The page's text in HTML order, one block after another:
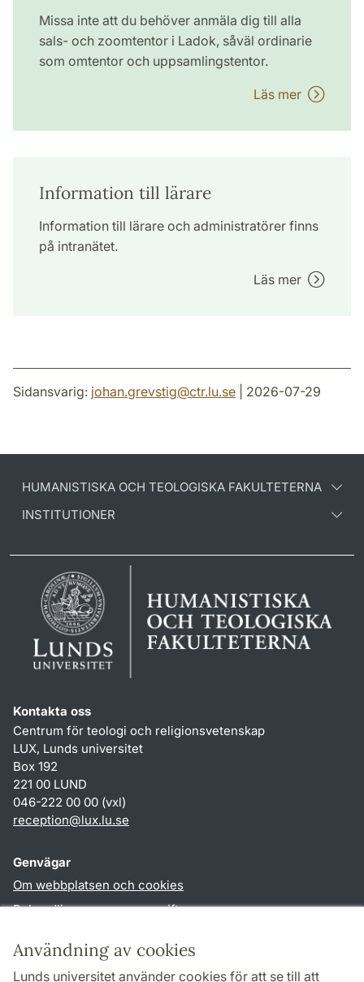
Användning av cookies
Lunds universitet använder cookies för att se till att
Missa inte att du behöver anmäla dig till alla
sals- och zoomtentor i Ladok, såväl ordinarie
som omtentor och uppsamlingstentor.
Läs mer
Information till lärare
Information till lärare och administratörer finns
på intranätet.
Läs mer
Sidansvarig: johan.grevstig@ctr.lu.se | 2026-07-29
HUMANISTISKA OCH TEOLOGISKA FAKULTETERNA
INSTITUTIONER
Kontakta oss
Centrum för teologi och religionsvetenskap
LUX, Lunds universitet
Box 192
221 00 LUND
046-222 00 00 (vxl)
reception@lux.lu.se
Genvägar
Om webbplatsen och cookies
Behandling av personuppgifter
TYPO3-login